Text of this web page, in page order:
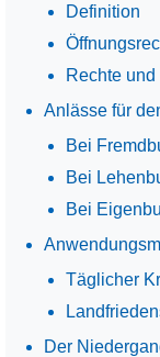
Definition
Rechte
Anlässe für
Bei
Bei
Bei
Täglicher
Der